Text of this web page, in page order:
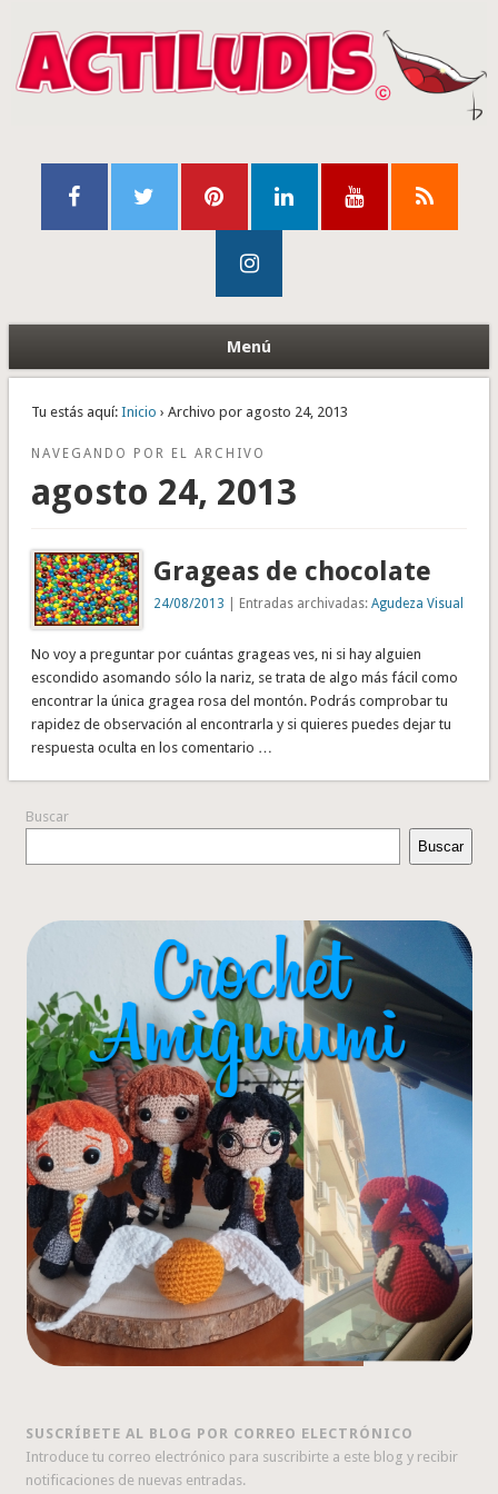
Menú
Tu estás aquí: Inicio › Archivo por agosto 24, 2013
NAVEGANDO POR EL ARCHIVO
agosto 24, 2013
Grageas de chocolate
24/08/2013 | Entradas archivadas:Agudeza Visual
No voy a preguntar por cuántas grageas ves, ni si hay alguien
escondido asomando sólo la nariz, se trata de algo más fácil como
encontrar la única gragea rosa del montón. Podrás comprobar tu
rapidez de observación al encontrarla y si quieres puedes dejar tu
respuesta oculta en los comentario …
Buscar
Buscar
SUSCRÍBETE AL BLOG POR CORREO ELECTRÓNICO
Introduce tu correo electrónico para suscribirte a este blog y recibir
notificaciones de nuevas entradas.